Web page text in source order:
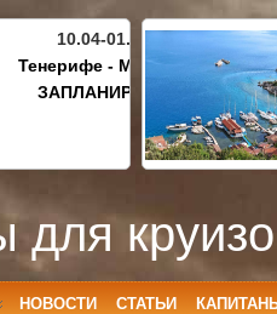
10.04-01.05.2027
Тенерифе - Майорка
ЗАПЛАНИРОВАНО
для
НОВОСТИ СТАТЬИ